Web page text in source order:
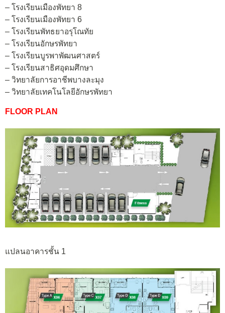
– โรงเรียนเมืองพัทยา 8
– โรงเรียนเมืองพัทยา 6
– โรงเรียนพัทธยาอรุโณทัย
– โรงเรียนอักษรพัทยา
– โรงเรียนบูรพาพัฒนศาสตร์
– โรงเรียนสาธิศอุดมศึกษา
– วิทยาลัยการอาชีพบางละมุง
– วิทยาลัยเทคโนโลยีอักษรพัทยา
FLOOR PLAN
แปลนอาคารชั้น 1